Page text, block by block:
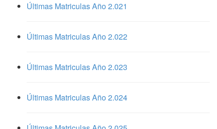
Últimas Matriculas Año 2.021
Últimas Matriculas Año 2.022
Últimas Matriculas Año 2.023
Últimas Matriculas Año 2.024